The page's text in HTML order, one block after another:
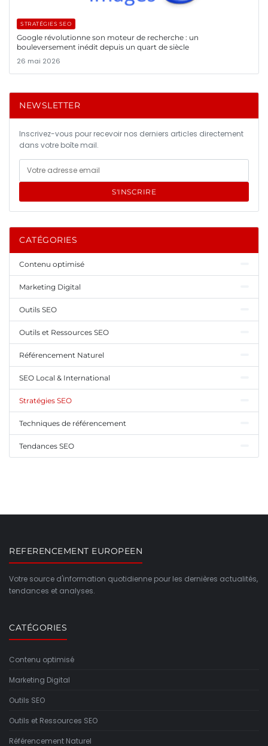
STRATÉGIES SEO
Google révolutionne son moteur de recherche : un
bouleversement inédit depuis un quart de siècle
26 mai 2026
NEWSLETTER
Inscrivez-vous pour recevoir nos derniers articles directement
dans votre boîte mail.
S'INSCRIRE
CATÉGORIES
Contenu optimisé
Marketing Digital
Outils SEO
Outils et Ressources SEO
Référencement Naturel
SEO Local & International
Stratégies SEO
Techniques de référencement
Tendances SEO
REFERENCEMENT EUROPEEN
Votre source d'information quotidienne pour les dernières actualités,
tendances et analyses.
CATÉGORIES
Contenu optimisé
Marketing Digital
Outils SEO
Outils et Ressources SEO
Référencement Naturel